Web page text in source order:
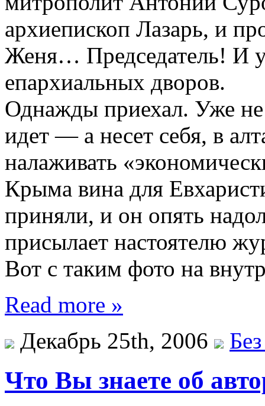
архиепископ Лазарь, и
Женя… Председатель! И
епархиальных дворов.
Однажды приехал. Уже не
идет — а несет себя, в
налаживать
Крыма вина для
приняли, и он опять
присылает настоятелю
Вот с таким фото на
Read more »
Декабрь 25th, 2006
Что Вы знаете об